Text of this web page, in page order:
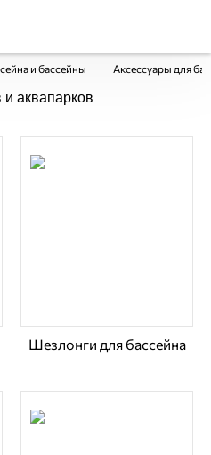
и бассейны Аксессуары для
аквапарков
Шезлонги для бассейна